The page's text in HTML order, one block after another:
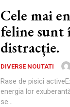
Cele mai
feline sunt
distracție.
DIVERSE NOUTATI
Rase de pisici
energia lor
se...